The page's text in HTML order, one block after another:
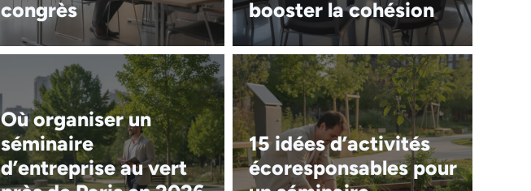
congrès
booster la cohésion
Où organiser un
séminaire
d’entreprise au vert
15 idées d’activités
écoresponsables pour